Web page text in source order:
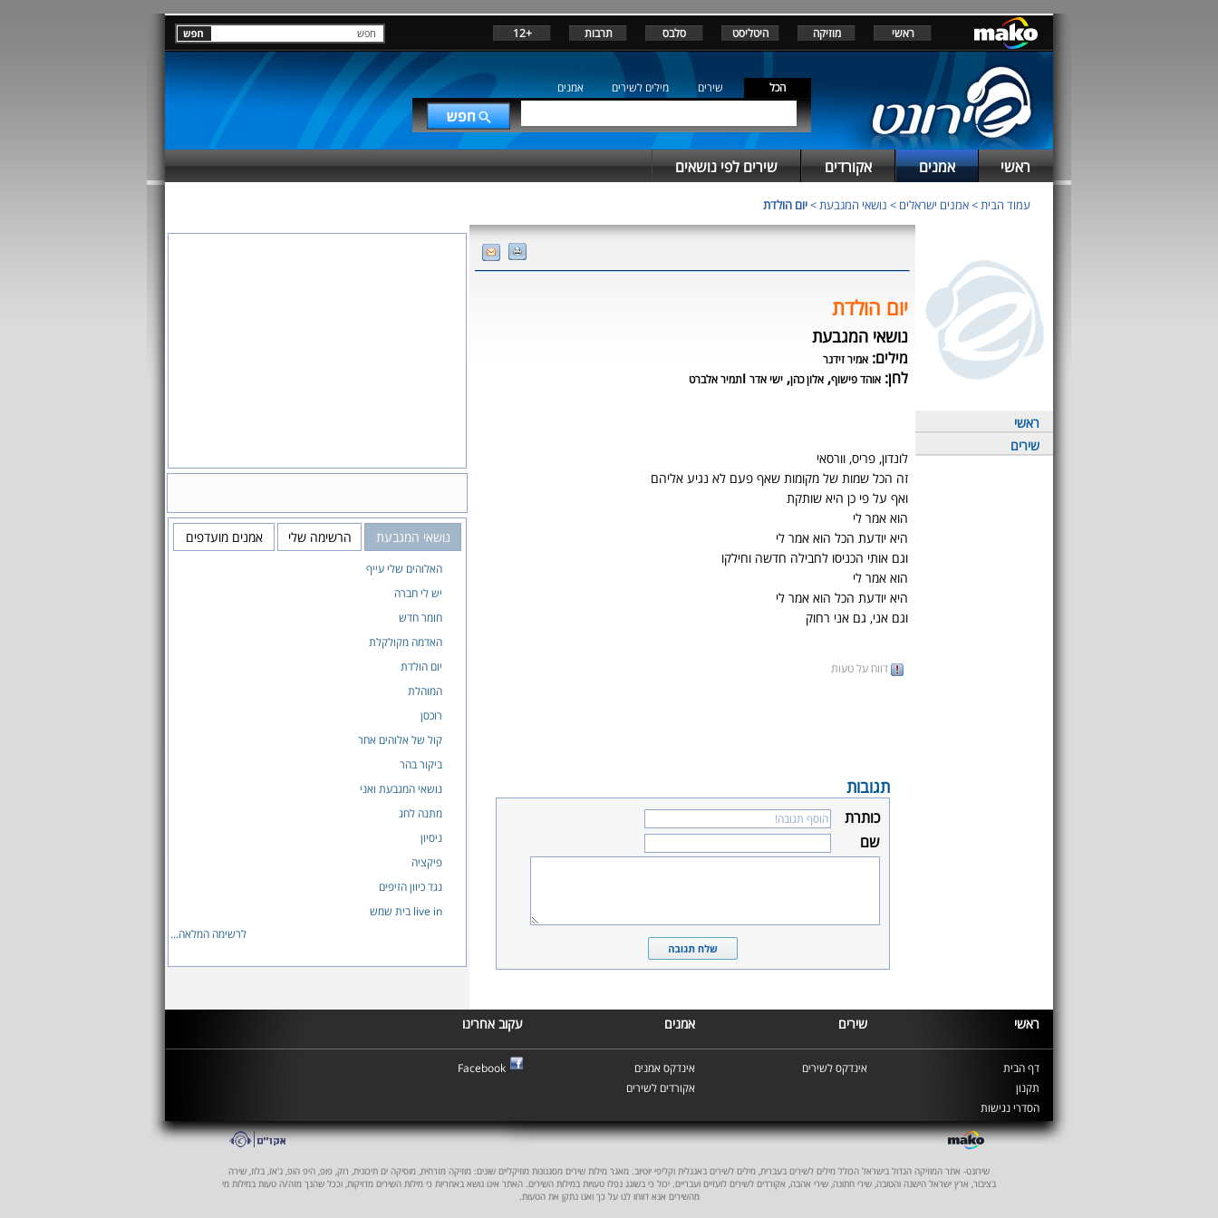
ראשי מוזיקה היטליסט סלבס תרבות +12
הכל שירים מילים לשירים אמנים
ראשי אמנים אקורדים שירים לפי נושאים
עמוד הבית>אמנים ישראלים > נושאי המגבעת>יום הולדת
ראשי
שירים
יום הולדת
נושאי המגבעת
מילים: אמיר זידנר
לחן: אוהד פישוף, אלון כהן, ישי אדר ותמיר אלברט
לונדון, פריס, וורסאי
זה הכל שמות של מקומות שאף פעם לא נגיע אליהם
ואף על פי כן היא שותקת
הוא אמר לי
היא יודעת הכל הוא אמר לי
וגם אותי הכניסו לחבילה חדשה וחילקו
הוא אמר לי
היא יודעת הכל הוא אמר לי
וגם אני, גם אני רחוק
דווח על טעות
תגובות
כותרת
שם
נושאי המגבעת הרשימה שלי אמנים מועדפים
האלוהים שלי עייף
יש לי חברה
חומר חדש
האדמה מקולקלת
יום הולדת
המוהלת
רוכסן
קול של אלוהים אחר
ביקור בהר
נושאי המגבעת ואני
מתנה לחג
ניסיון
פיקציה
נגד כיוון הזיפים
live in בית שמש
לרשימה המלאה...
ראשי שירים אמנים עקוב אחרינו
דף הבית
תקנון
הסדרי נגישות
אינדקס לשירים
אינדקס אמנים
אקורדים לשירים
Facebook
שירונט- אתר המוזיקה הגדול בישראל הכולל מילים לשירים בעברית, מילים לשירים באנגלית וקליפי יוטיוב. מאגר מילות שירים מסגנונות מוזיקליים שונים: מוזיקה מזרחית, מוסיקה ים תיכונית, רוק, פופ, היפ הופ, ג'אז, בלוז, שירה
בציבור, ארץ ישראל הישנה והטובה, שירי חתונה, שירי אהבה, אקורדים לשירים לועזיים ועבריים. יכול כי בשוגג נפלו טעויות במילות השירים. האתר אינו נושא באחריות כי מילות השירים מדויקות, וככל שהנך מזה/ה טעות במילות מי
מהשירים אנא דווחו לנו על כך ואנו נתקן את הטעות.